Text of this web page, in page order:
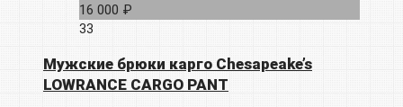
16 000 ₽
33
Мужские брюки карго Chesapeake’s
LOWRANCE CARGO PANT